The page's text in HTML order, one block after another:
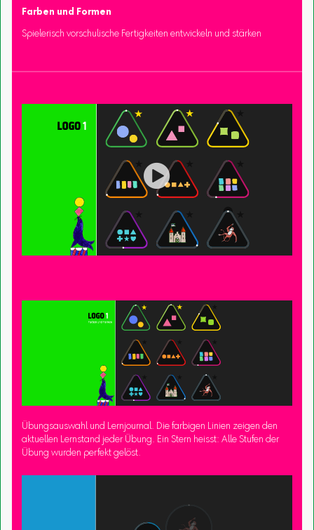
Farben und Formen
Spielerisch vorschulische Fertigkeiten entwickeln und stärken

Übungsauswahl und Lernjournal. Die farbigen Linien zeigen den
aktuellen Lernstand jeder Übung. Ein Stern heisst: Alle Stufen der
Übung wurden perfekt gelöst.